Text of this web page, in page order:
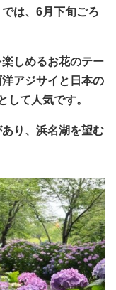
は、6月下旬ごろ
しめるお花のテー
アジサイと日本の
して人気です。
り、浜名湖を望む